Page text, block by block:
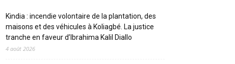
Kindia : incendie volontaire de la plantation, des
maisons et des véhicules à Koliagbé. La justice
tranche en faveur d’Ibrahima Kalil Diallo
4 août 2026